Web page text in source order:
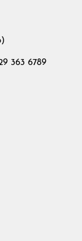
363 6789